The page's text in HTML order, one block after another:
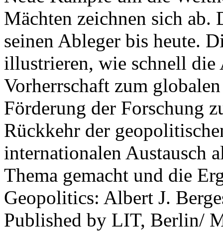
Mächten zeichnen sich
seinen Ableger bis heute.
illustrieren, wie schnell die
Vorherrschaft zum
Förderung der Forschung
Rückkehr der
internationalen Austausch
Thema gemacht und die
Geopolitics: Albert J.
Published by LIT, Berlin/